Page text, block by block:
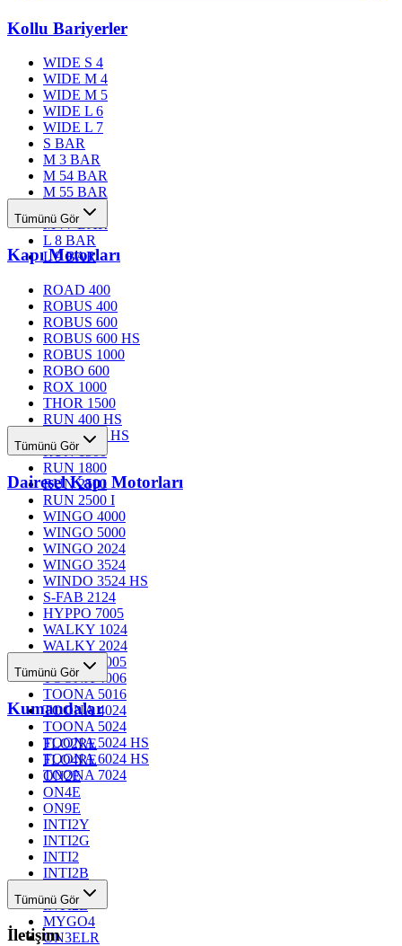
Kollu Bariyerler
WIDE S 4
WIDE M 4
WIDE M 5
WIDE L 6
WIDE L 7
S BAR
M 3 BAR
M 54 BAR
M 55 BAR
M 76 BAR
M 77 BAR
L 8 BAR
L 9 BAR
Tümünü Gör
Kapı Motorları
ROAD 400
ROBUS 400
ROBUS 600
ROBUS 600 HS
ROBUS 1000
ROBO 600
ROX 1000
THOR 1500
RUN 400 HS
RUN 1200 HS
RUN 1500
RUN 1800
RUN 2500
RUN 2500 I
Tümünü Gör
Dairesel Kapı Motorları
WINGO 4000
WINGO 5000
WINGO 2024
WINGO 3524
WINDO 3524 HS
S-FAB 2124
HYPPO 7005
WALKY 1024
WALKY 2024
TOONA 4005
TOONA 4006
TOONA 5016
TOONA 4024
TOONA 5024
TOONA 5024 HS
TOONA 6024 HS
TOONA 7024
Tümünü Gör
Kumandalar
FLO2RE
FLO4RE
ON2E
ON4E
ON9E
INTI2Y
INTI2G
INTI2
INTI2B
INTI2R
INTI2L
MYGO4
ON3ELR
Tümünü Gör
İletişim